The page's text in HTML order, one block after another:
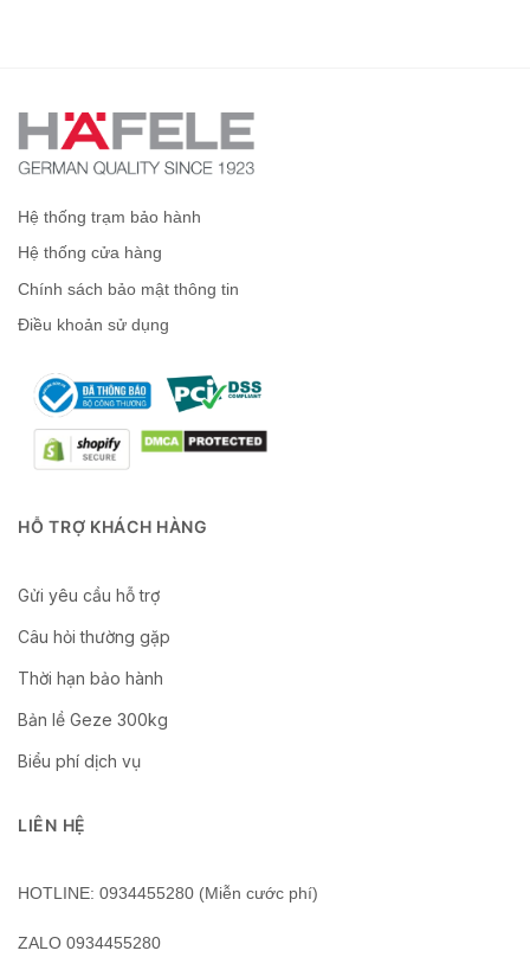
Hệ thống trạm bảo hành
Hệ thống cửa hàng
Chính sách bảo mật thông tin
Điều khoản sử dụng
HỖ TRỢ KHÁCH HÀNG
Gửi yêu cầu hỗ trợ
Câu hỏi thường gặp
Thời hạn bảo hành
Bản lề Geze 300kg
Biểu phí dịch vụ
LIÊN HỆ
HOTLINE: 0934455280 (Miễn cước phí)
ZALO 0934455280